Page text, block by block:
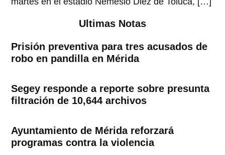
Ultimas Notas
Prisión preventiva para tres acusados de
robo en pandilla en Mérida
Segey responde a reporte sobre presunta
filtración de 10,644 archivos
Ayuntamiento de Mérida reforzará
programas contra la violencia